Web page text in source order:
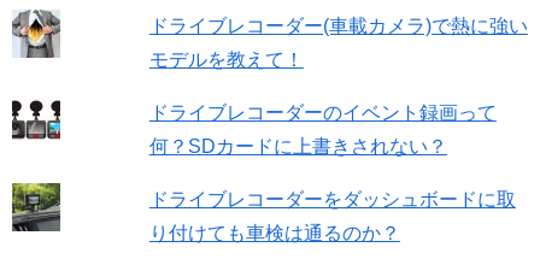
ドライブレコーダー(車載カメラ)で熱に強い
モデルを教えて！
ドライブレコーダーのイベント録画って
何？SDカードに上書きされない？
ドライブレコーダーをダッシュボードに取
り付けても車検は通るのか？